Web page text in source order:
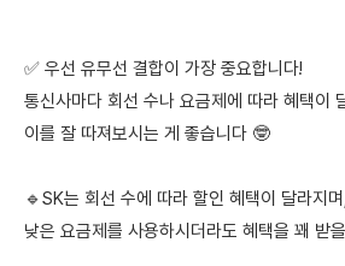
✅ 우선 유무선 결합이 가장 중요합니다!
통신사마다 회선 수나 요금제에 따라 혜택이
이를 잘 따져보시는 게 좋습니다 🤓
🔹SK는 회선 수에 따라 할인 혜택이 달라지
낮은 요금제를 사용하시더라도 혜택을 꽤 받